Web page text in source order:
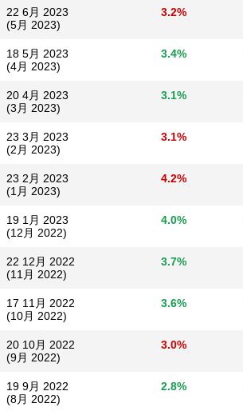
22 6月 2023
(5月 2023)
3.2%
18 5月 2023
(4月 2023)
3.4%
20 4月 2023
(3月 2023)
3.1%
23 3月 2023
(2月 2023)
3.1%
23 2月 2023
(1月 2023)
4.2%
19 1月 2023
(12月 2022)
4.0%
22 12月 2022
(11月 2022)
3.7%
17 11月 2022
(10月 2022)
3.6%
20 10月 2022
(9月 2022)
3.0%
19 9月 2022
(8月 2022)
2.8%